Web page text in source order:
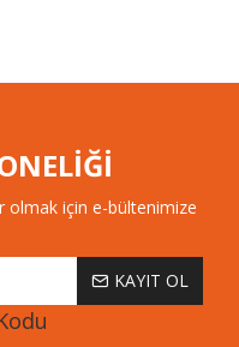
olmak için e-bültenimize
KAYIT OL